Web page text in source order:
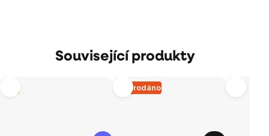
Související produkty
Vyprodáno